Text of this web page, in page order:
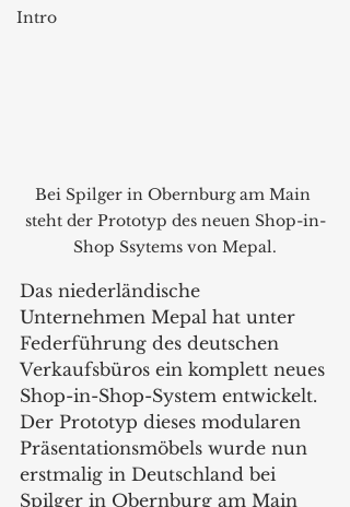
Intro
Bei Spilger in Obernburg am Main
steht der Prototyp des neuen Shop-in-
Shop Ssytems von Mepal.
Das niederländische
Unternehmen Mepal hat unter
Federführung des deutschen
Verkaufsbüros ein komplett neues
Shop-in-Shop-System entwickelt.
Der Prototyp dieses modularen
Präsentationsmöbels wurde nun
erstmalig in Deutschland bei
Spilger in Obernburg am Main